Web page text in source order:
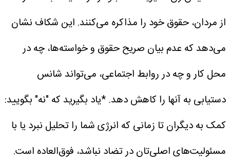
از مردان، حقوق خود را مذاکره می‌کنند. این شکاف نشان
می‌دهد که عدم بیان صریح حقوق و خواسته‌ها، چه در
محل کار و چه در روابط اجتماعی، می‌تواند شانس
دستیابی به آنها را کاهش دهد. *یاد بگیرید که "نه" بگویید:
کمک به دیگران تا زمانی که انرژی شما را تحلیل نبرد یا با
مسئولیت‌های اصلی‌تان در تضاد نباشد، فوق‌العاده است.